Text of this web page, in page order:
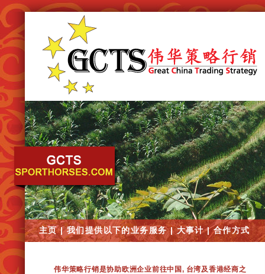
主页|我们提供以下的业务服务|大事计|合作方式
伟华策略行销是协助欧洲企业前往中国, 台湾及香港经商之